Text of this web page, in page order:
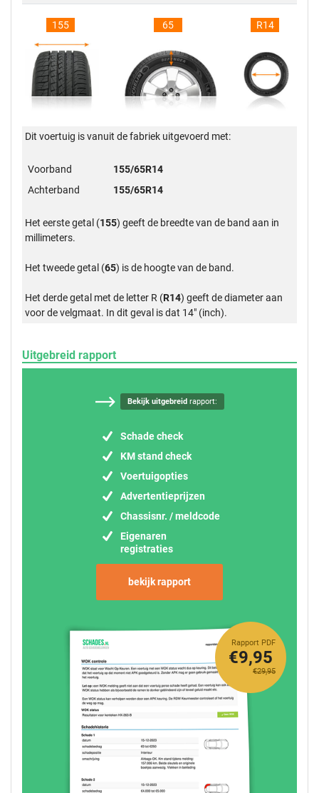
155 65 R14
Dit voertuig is vanuit de fabriek uitgevoerd met:
Voorband
155/65R14
Achterband
155/65R14
Het eerste getal (155) geeft de breedte van de band aan in
millimeters.
Het tweede getal (65) is de hoogte van de band.
Het derde getal met de letter R (R14) geeft de diameter aan
voor de velgmaat. In dit geval is dat 14" (inch).
Uitgebreid rapport
Bekijk uitgebreid rapport:
Schade check
KM stand check
Voertuigopties
Advertentieprijzen
Chassisnr. / meldcode
Eigenaren
registraties
bekijk rapport
Rapport PDF
€29,95
€9,95